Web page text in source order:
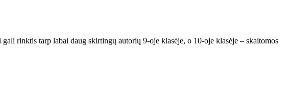
rinktis tarp labai daug skirtingų autorių 9-oje klasėje, o 10-oje klasėje – skaitomos